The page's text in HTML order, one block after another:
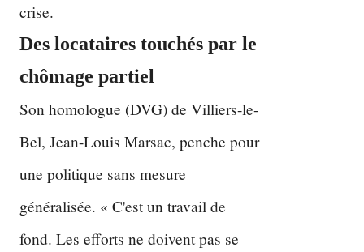
crise.
Des locataires touchés par le
chômage partiel
Son homologue (DVG) de Villiers-le-
Bel, Jean-Louis Marsac, penche pour
une politique sans mesure
généralisée. « C'est un travail de
fond. Les efforts ne doivent pas se